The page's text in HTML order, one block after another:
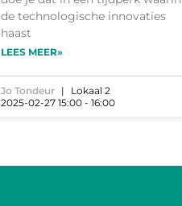
de technologische innovaties
haast
LEES MEER»
Jo Tondeur
Lokaal 2
2025-02-27 15:00 - 16:00